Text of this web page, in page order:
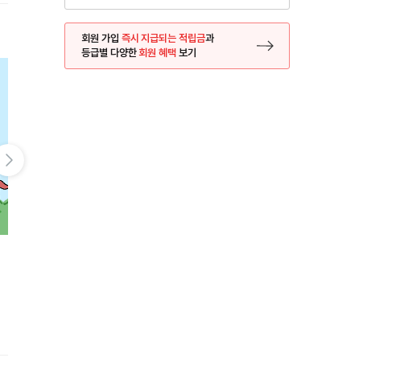
회원 가입 즉시 지급되는 적립금과
등급별 다양한회원 혜택 보기